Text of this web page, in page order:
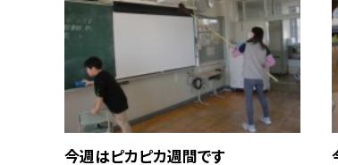
今週はピカピカ週間です